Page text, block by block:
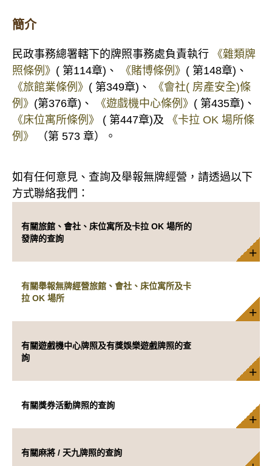
簡介
民政事務總署轄下的牌照事務處負責執行
《雜類牌
照條例》 ( 第114章)、 《賭博條例》 ( 第148章)、
《旅館業條例》 ( 第349章)、
《會社( 房產安全)條
例》 (第376章)、 《遊戲機中心條例》 ( 第435章)、
《床位寓所條例》
( 第447章)及
《卡拉 OK 場所條
例》
（第 573 章）。
如有任何意見、查詢及舉報無牌經營，請透過以下
方式聯絡我們：
有關旅館、會社、床位寓所及卡拉 OK 場所的
發牌的查詢
有關舉報無牌經營旅館、會社、床位寓所及卡
拉 OK 場所
有關遊戲機中心牌照及有獎娛樂遊戲牌照的查
詢
有關獎券活動牌照的查詢
有關麻將 / 天九牌照的查詢